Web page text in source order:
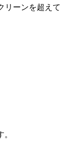
リーンを超えて